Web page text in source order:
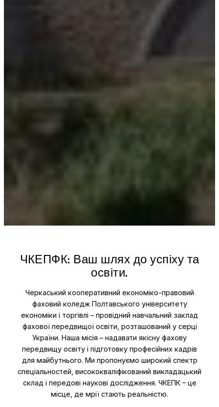
ЧКЕПФК: Ваш шлях до успіху та
освіти.
Черкаський кооперативний економіко-правовий
фаховий коледж Полтавського університету
економіки і торгівлі – провідний навчальний заклад
фахової передвищої освіти, розташований у серці
України. Наша місія – надавати якісну фахову
передвищу освіту і підготовку професійних кадрів
для майбутнього. Ми пропонуємо широкий спектр
спеціальностей, висококваліфікований викладацький
склад і передові наукові дослідження. ЧКЕПК – це
місце, де мрії стають реальністю.